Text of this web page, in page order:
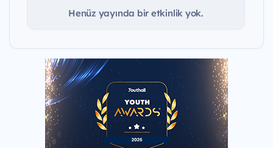
Henüz yayında bir etkinlik yok.